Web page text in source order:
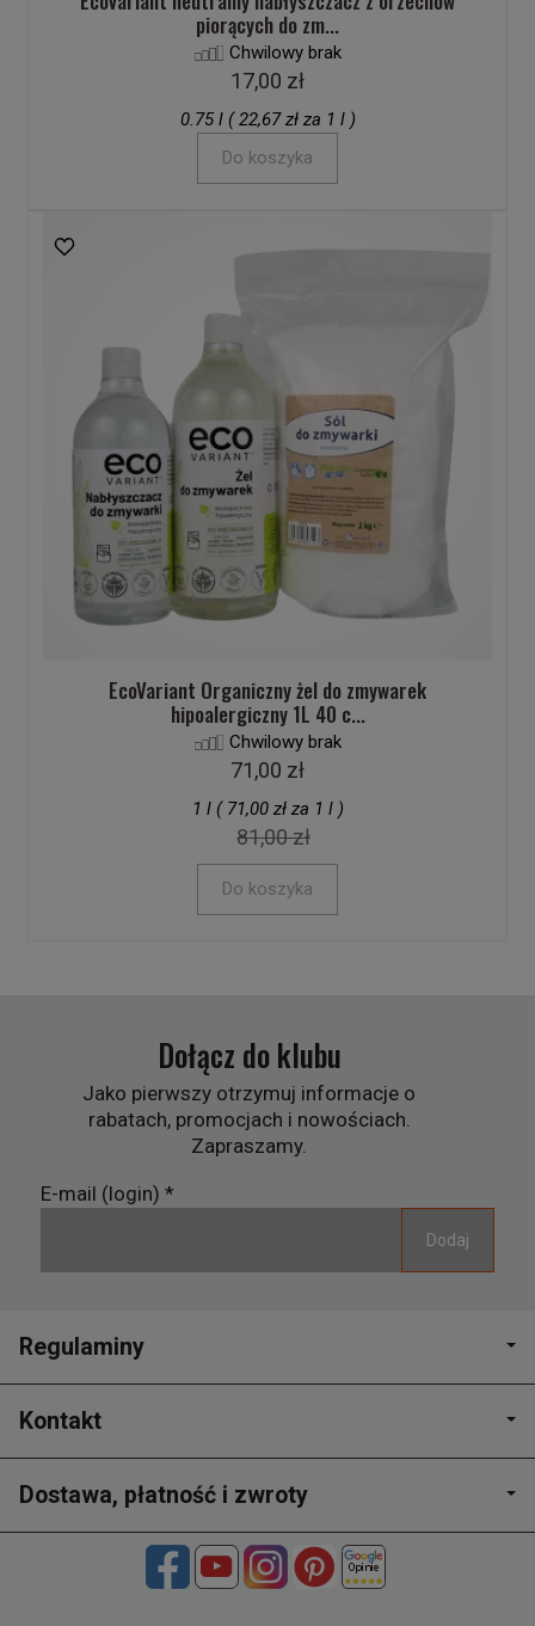
piorących do zm...
Chwilowy brak
17,00 zł
0.75 l ( 22,67 zł za 1 l )
Do koszyka
EcoVariant Organiczny żel do zmywarek
hipoalergiczny 1L 40 c...
Chwilowy brak
71,00 zł
1 l ( 71,00 zł za 1 l )
81,00 zł
Do koszyka
Dołącz do klubu
Jako pierwszy otrzymuj informacje o
rabatach, promocjach i nowościach.
Zapraszamy.
E-mail (login) *
Regulaminy
Kontakt
Dostawa, płatność i zwroty